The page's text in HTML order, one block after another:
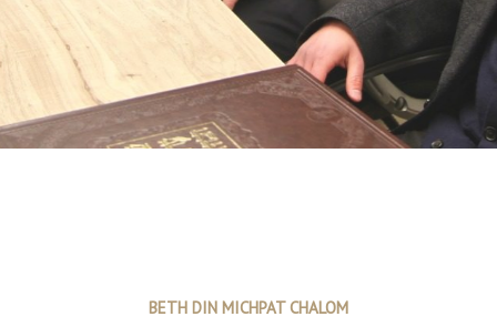
Héritage/
Prozboul
BETH DIN MICHPAT CHALOM